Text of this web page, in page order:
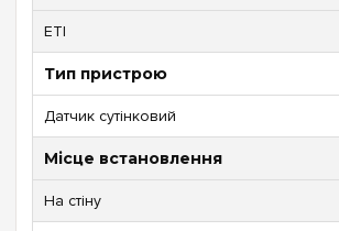
ETI
Тип пристрою
Датчик сутінковий
Місце встановлення
На стіну